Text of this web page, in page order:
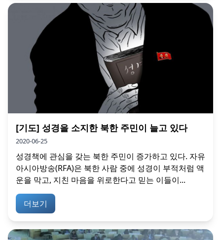
[기도] 성경을 소지한 북한 주민이 늘고 있다
2020-06-25
성경책에 관심을 갖는 북한 주민이 증가하고 있다. 자유
아시아방송(RFA)은 북한 사람 중에 성경이 부적처럼 액
운을 막고, 지친 마음을 위로한다고 믿는 이들이...
더보기